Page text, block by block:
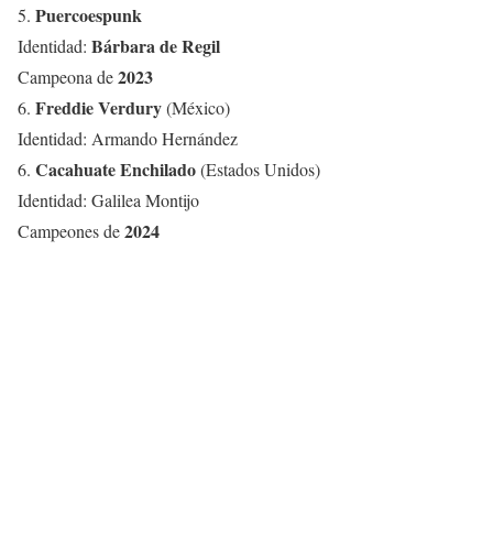
5. Puercoespunk
Identidad: Bárbara de Regil
Campeona de2023
6. Freddie Verdury(México)
Identidad: Armando Hernández
6. Cacahuate Enchilado(Estados Unidos)
Identidad: Galilea Montijo
Campeones de2024